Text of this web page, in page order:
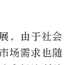
，由于社会
场需求也随